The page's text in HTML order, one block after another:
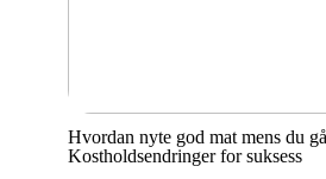
Hvordan nyte god mat mens du
Kostholdsendringer for suksess